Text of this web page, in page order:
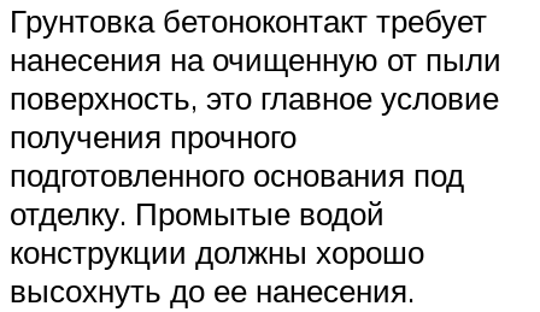
Грунтовка бетоноконтакт требует
нанесения на очищенную от пыли
поверхность, это главное условие
получения прочного
подготовленного основания под
отделку. Промытые водой
конструкции должны хорошо
высохнуть до ее нанесения.